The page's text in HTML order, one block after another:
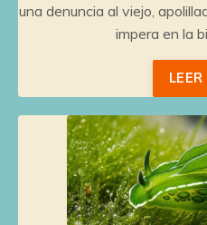
una denuncia al viejo,
impera en la